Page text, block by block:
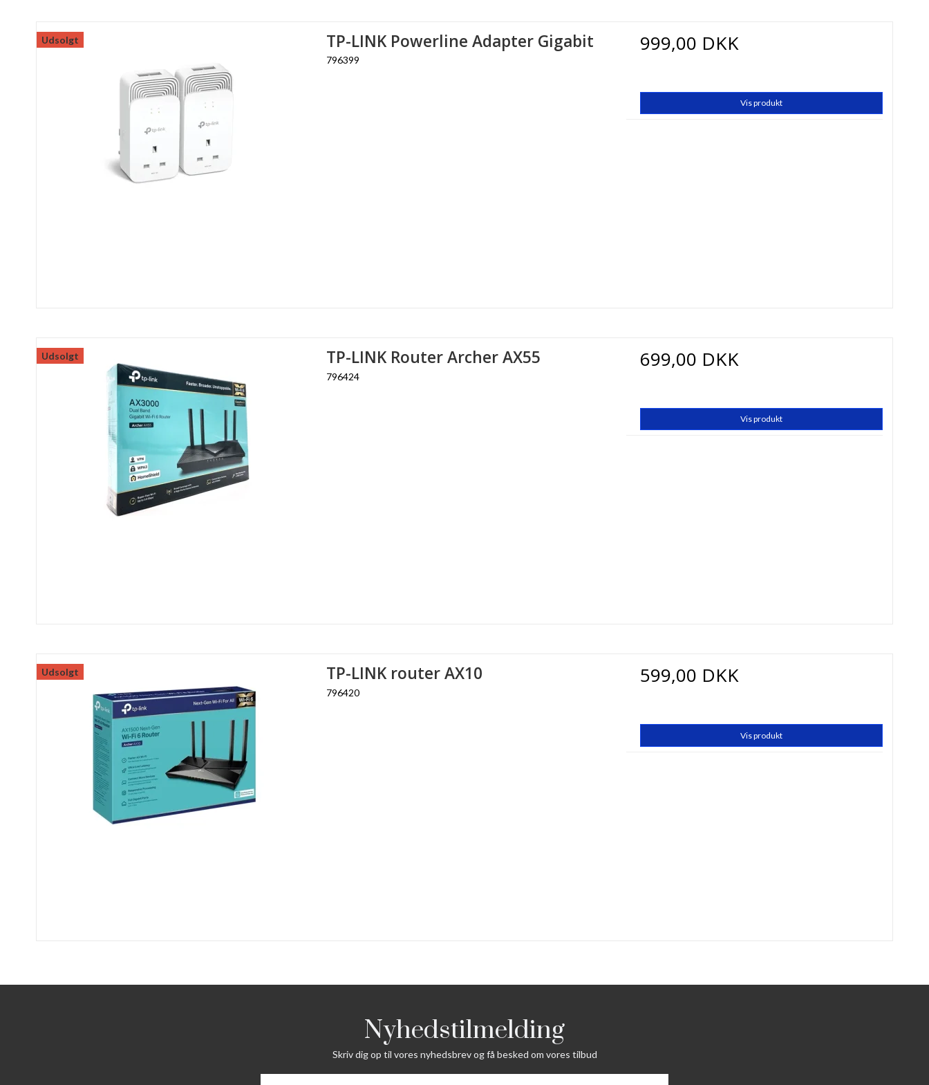
Udsolgt TP-LINK Powerline Adapter Gigabit
796399
999,00 DKK
Vis produkt
Udsolgt TP-LINK Router Archer AX55
796424
699,00 DKK
Vis produkt
Udsolgt TP-LINK router AX10
796420
599,00 DKK
Vis produkt
Nyhedstilmelding
Skriv dig op til vores nyhedsbrev og få besked om vores tilbud